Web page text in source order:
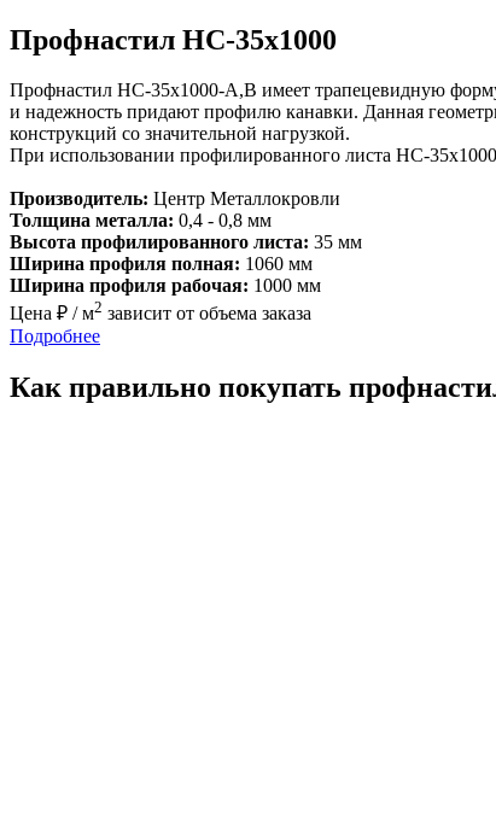
Профнастил НС-35х1000
Профнастил НС-35x1000-A,B имеет трапецевидную
и надежность придают профилю канавки. Данная
конструкций со значительной нагрузкой.
При использовании профилированного листа НС-
Производитель: Центр Металлокровли
Толщина металла: 0,4 - 0,8 мм
Высота профилированного листа: 35 мм
Ширина профиля полная: 1060 мм
Ширина профиля рабочая: 1000 мм
Цена ₽ / м2 зависит от объема заказа
Подробнее
Как правильно покупать